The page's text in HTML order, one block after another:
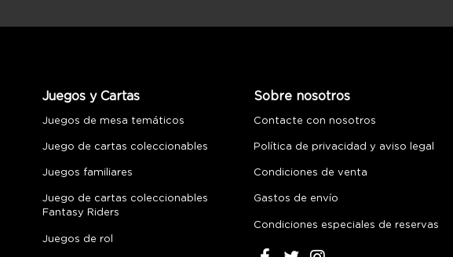
Juegos y Cartas
Juegos de mesa temáticos
Juego de cartas coleccionables
Juegos familiares
Juego de cartas coleccionables
Fantasy Riders
Juegos de rol
Sobre nosotros
Contacte con nosotros
Política de privacidad y aviso legal
Condiciones de venta
Gastos de envío
Condiciones especiales de reservas